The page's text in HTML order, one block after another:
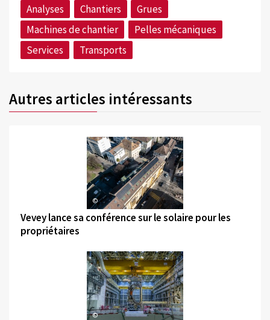
Analyses Chantiers
Grues
Machines de chantier
Pelles mécaniques
Services
Transports
Autres articles intéressants
©
Vevey lance sa conférence sur le solaire pour les
propriétaires
©